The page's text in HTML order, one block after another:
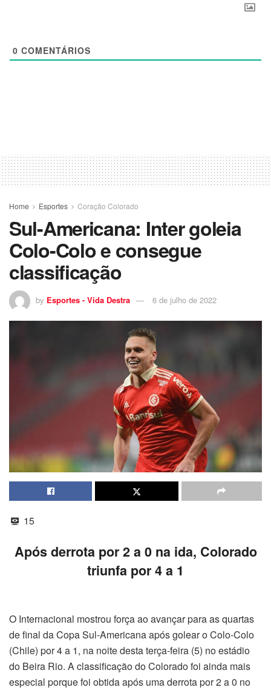
0 COMENTÁRIOS
Home Esportes Coração Colorado
Sul-Americana: Inter goleia
Colo-Colo e consegue
classificação
by Esportes - Vida Destra 6 de julho de 2022
15
Após derrota por 2 a 0 na ida, Colorado
triunfa por 4 a 1
O Internacional mostrou força ao avançar para as quartas
de final da Copa Sul-Americana após golear o Colo-Colo
(Chile) por 4 a 1, na noite desta terça-feira (5) no estádio
do Beira Rio. A classificação do Colorado foi ainda mais
especial porque foi obtida após uma derrota por 2 a 0 no